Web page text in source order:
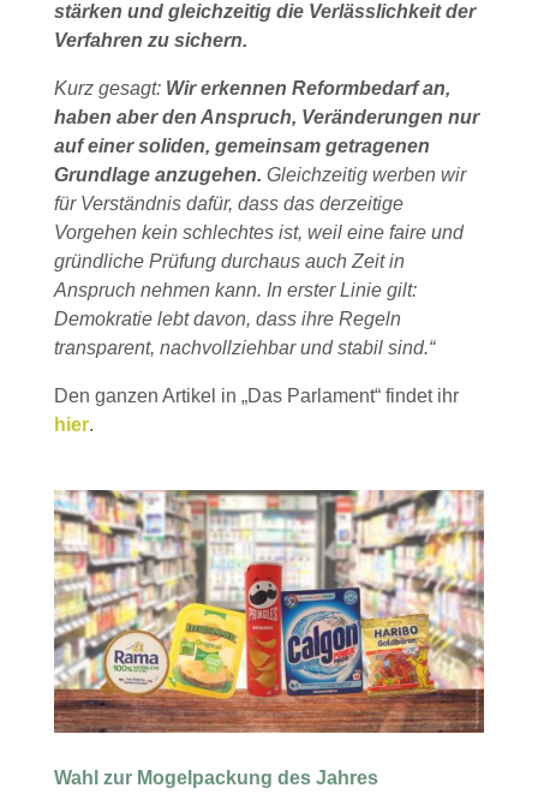
stärken und gleichzeitig die Verlässlichkeit der
Verfahren zu sichern.
Kurz gesagt: Wir erkennen Reformbedarf an,
haben aber den Anspruch, Veränderungen nur
auf einer soliden, gemeinsam getragenen
Grundlage anzugehen. Gleichzeitig werben wir
für Verständnis dafür, dass das derzeitige
Vorgehen kein schlechtes ist, weil eine faire und
gründliche Prüfung durchaus auch Zeit in
Anspruch nehmen kann. In erster Linie gilt:
Demokratie lebt davon, dass ihre Regeln
transparent, nachvollziehbar und stabil sind.“
Den ganzen Artikel in „Das Parlament“ findet ihr
hier.
Wahl zur Mogelpackung des Jahres